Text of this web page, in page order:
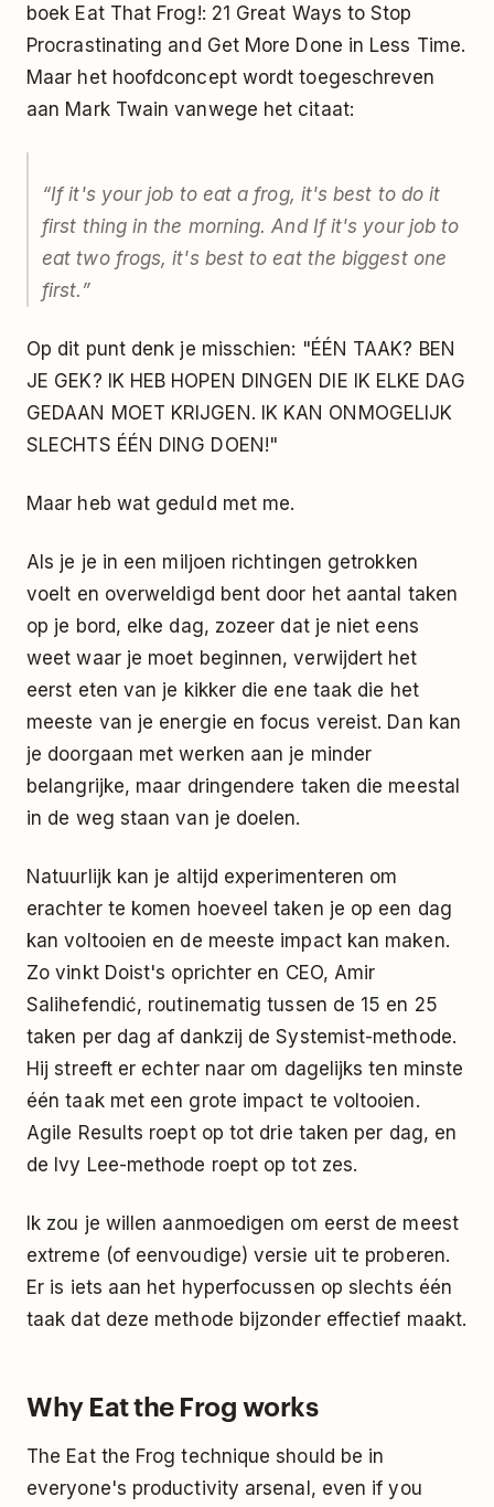
boek Eat That Frog!: 21 Great Ways to Stop
Procrastinating and Get More Done in Less Time.
Maar het hoofdconcept wordt toegeschreven
aan Mark Twain vanwege het citaat:
“If it's your job to eat a frog, it's best to do it
first thing in the morning. And If it's your job to
eat two frogs, it's best to eat the biggest one
first.”
Op dit punt denk je misschien: "ÉÉN TAAK? BEN
JE GEK? IK HEB HOPEN DINGEN DIE IK ELKE DAG
GEDAAN MOET KRIJGEN. IK KAN ONMOGELIJK
SLECHTS ÉÉN DING DOEN!"
Maar heb wat geduld met me.
Als je je in een miljoen richtingen getrokken
voelt en overweldigd bent door het aantal taken
op je bord, elke dag, zozeer dat je niet eens
weet waar je moet beginnen, verwijdert het
eerst eten van je kikker die ene taak die het
meeste van je energie en focus vereist. Dan kan
je doorgaan met werken aan je minder
belangrijke, maar dringendere taken die meestal
in de weg staan van je doelen.
Natuurlijk kan je altijd experimenteren om
erachter te komen hoeveel taken je op een dag
kan voltooien en de meeste impact kan maken.
Zo vinkt Doist's oprichter en CEO, Amir
Salihefendić, routinematig tussen de 15 en 25
taken per dag af dankzij deSystemist-methode.
Hij streeft er echter naar om dagelijks ten minste
één taak met een grote impact te voltooien.
Agile Results roept op tot drie taken per dag, en
de Ivy Lee-methode roept op tot zes.
Ik zou je willen aanmoedigen om eerst de meest
extreme (of eenvoudige) versie uit te proberen.
Er is iets aan het hyperfocussen op slechts één
taak dat deze methode bijzonder effectief maakt.
Why Eat the Frog works
The Eat the Frog technique should be in
everyone's productivity arsenal, even if you